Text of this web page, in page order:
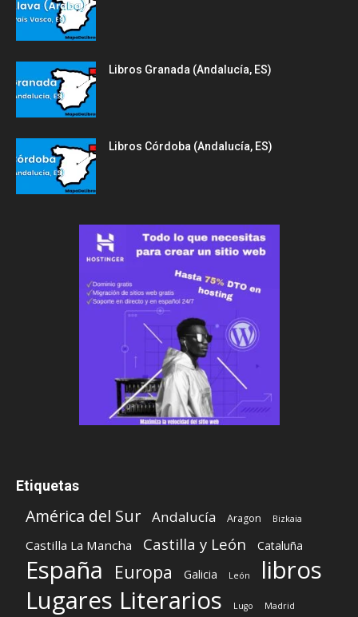
Libros Granada (Andalucía, ES)
Libros Córdoba (Andalucía, ES)
Etiquetas
América del Sur Andalucía Aragon Bizkaia
Castilla La Mancha Castilla y León Cataluña
España Europa Galicia León
libros
Lugares Literarios
Lugo Madrid